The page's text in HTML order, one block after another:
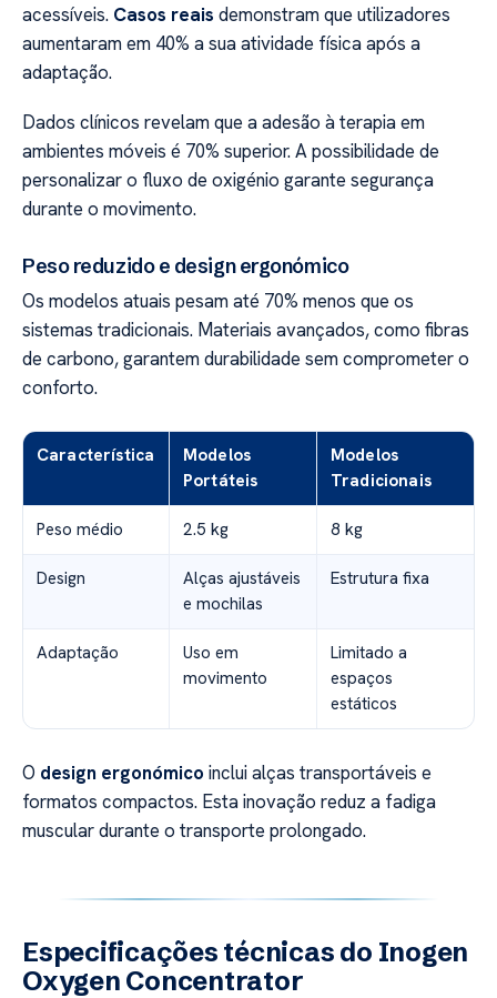
acessíveis. Casos reais demonstram que utilizadores
aumentaram em 40% a sua atividade física após a
adaptação.
Dados clínicos revelam que a adesão à terapia em
ambientes móveis é 70% superior. A possibilidade de
personalizar o fluxo de oxigénio garante segurança
durante o movimento.
Peso reduzido e design ergonómico
Os modelos atuais pesam até 70% menos que os
sistemas tradicionais. Materiais avançados, como fibras
de carbono, garantem durabilidade sem comprometer o
conforto.
Característica
Modelos
Portáteis
Modelos
Tradicionais
Peso médio 2.5 kg 8 kg
Design
Alças ajustáveis
e mochilas
Estrutura fixa
Adaptação
Uso em
movimento
Limitado a
espaços
estáticos
O design ergonómico inclui alças transportáveis e
formatos compactos. Esta inovação reduz a fadiga
muscular durante o transporte prolongado.
Especificações técnicas do Inogen
Oxygen Concentrator